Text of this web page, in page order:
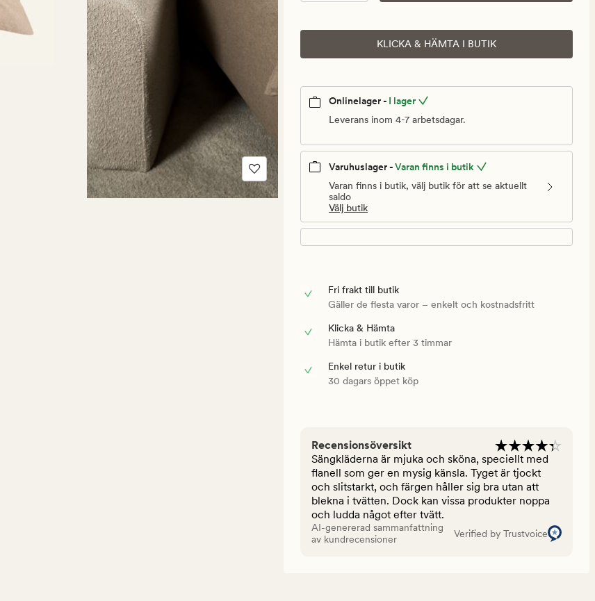
KLICKA & HÄMTA I BUTIK
Onlinelager - I lager
Leverans inom 4-7 arbetsdagar.
Varuhuslager -Varan finns i butik
Varan finns i butik, välj butik för att se aktuellt
saldo
Välj butik
Fri frakt till butik
Gäller de flesta varor – enkelt och kostnadsfritt
Klicka & Hämta
Hämta i butik efter 3 timmar
Enkel retur i butik
30 dagars öppet köp
Recensionsöversikt
Sängkläderna är mjuka och sköna, speciellt med
flanell som ger en mysig känsla. Tyget är tjockt
och slitstarkt, och färgen håller sig bra utan att
blekna i tvätten. Dock kan vissa produkter noppa
och ludda något efter tvätt.
AI-genererad sammanfattning
av kundrecensioner
Verified by Trustvoice